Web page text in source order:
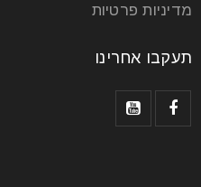
מדיניות פרטיות
תעקבו אחרינו